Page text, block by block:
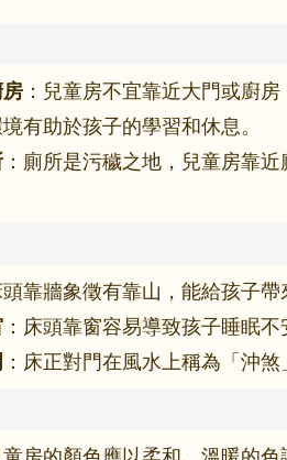
：兒童房不宜靠近大門或廚
有助於孩子的學習和休息。
：廁所是污穢之地，兒童房靠
頭靠牆象徵有靠山，能給孩子帶
：床頭靠窗容易導致孩子睡眠
：床正對門在風水上稱為「沖